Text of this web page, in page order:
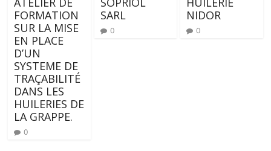
FORMATION
SUR LA MISE
EN PLACE
D’UN
SYSTEME DE
TRAÇABILITÉ
DANS LES
HUILERIES DE
LA GRAPPE.
0
SARL
0
NIDOR
0